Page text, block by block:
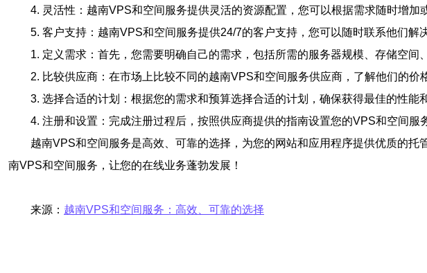
4. 灵活性：越南VPS和空间服务提供灵活的资源配置，您可以根据需求随时增加
5. 客户支持：越南VPS和空间服务提供24/7的客户支持，您可以随时联系他们解
1. 定义需求：首先，您需要明确自己的需求，包括所需的服务器规模、存储空间
2. 比较供应商：在市场上比较不同的越南VPS和空间服务供应商，了解他们的价
3. 选择合适的计划：根据您的需求和预算选择合适的计划，确保获得最佳的性能
4. 注册和设置：完成注册过程后，按照供应商提供的指南设置您的VPS和空间服
越南VPS和空间服务是高效、可靠的选择，为您的网站和应用程序提供优质的
南VPS和空间服务，让您的在线业务蓬勃发展！
来源： 越南VPS和空间服务：高效、可靠的选择